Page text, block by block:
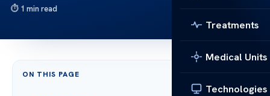
Treatments
Medical Units
Technologies
1 min read
ON THIS PAGE